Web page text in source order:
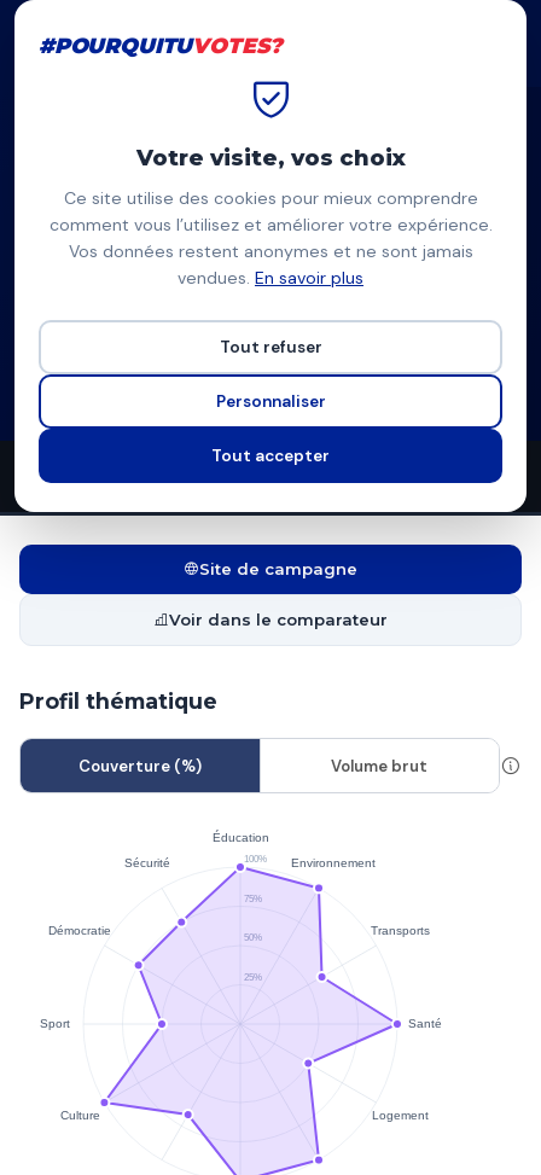
#POURQUITUVOTES?
GP
Giovanni Payet
Liste divers gauche
97propositions12thèmes couverts9candidats en lice
Site de campagne
Voir dans le comparateur
Profil thématique
Couverture (%) Volume brut
#POURQUITUVOTES?
Votre visite, vos choix
Ce site utilise des cookies pour mieux comprendre
comment vous l’utilisez et améliorer votre expérience.
Vos données restent anonymes et ne sont jamais
vendues. En savoir plus
Tout refuser
Personnaliser
Tout accepter